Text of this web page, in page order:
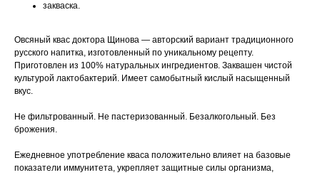
закваска.
Овсяный квас доктора Щинова — авторский вариант традиционного
русского напитка, изготовленный по уникальному рецепту.
Приготовлен из 100% натуральных ингредиентов. Заквашен чистой
культурой лактобактерий. Имеет самобытный кислый насыщенный
вкус.
Не фильтрованный. Не пастеризованный. Безалкогольный. Без
брожения.
Ежедневное употребление кваса положительно влияет на базовые
показатели иммунитета, укрепляет защитные силы организма,